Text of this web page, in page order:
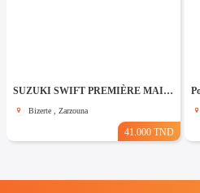
SUZUKI SWIFT PREMIÈRE MAIN EN EXCELLENT ÉTAT
Bizerte , Zarzouna
41.000 TND